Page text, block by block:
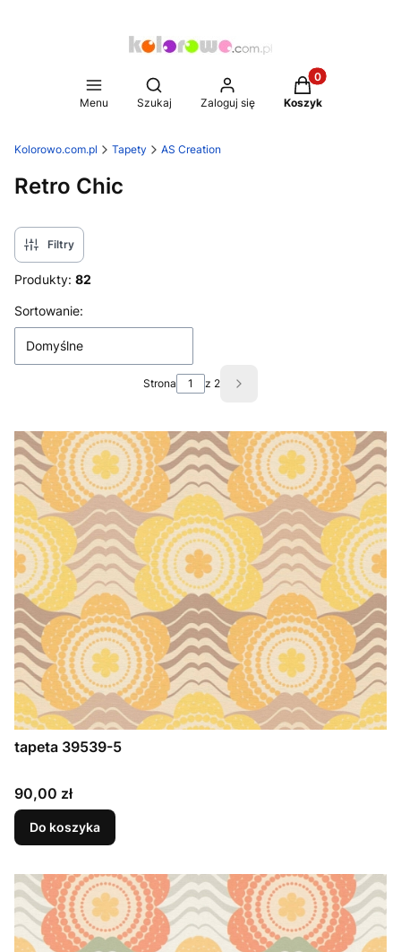
Menu
Otwórz wyszukiwarkę
Szukaj Zaloguj się
Produkty w
Koszyk
Kolorowo.com.pl Tapety AS Creation
Retro Chic
Filtry
Produkty: 82
Lista produktów
Sortowanie:
Domyślne
Strona z 2 Następne produkty
tapeta 39539-5
Cena
90,00 zł
Do koszyka